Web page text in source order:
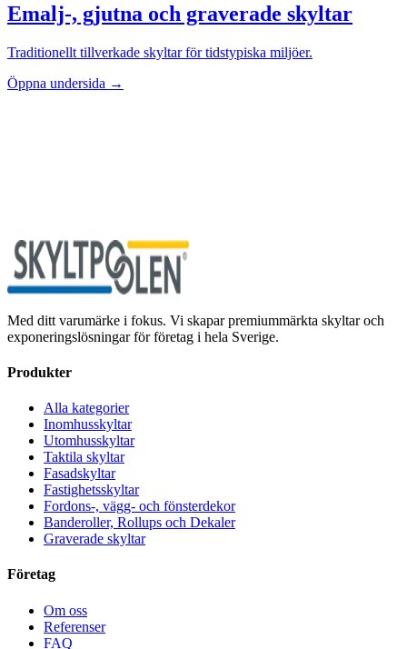
Emalj-, gjutna och graverade skyltar
Traditionellt tillverkade skyltar för tidstypiska miljöer.
Öppna undersida →
Med ditt varumärke i fokus. Vi skapar premiummärkta skyltar och
exponeringslösningar för företag i hela Sverige.
Produkter
Alla kategorier
Inomhusskyltar
Utomhusskyltar
Taktila skyltar
Fasadskyltar
Fastighetsskyltar
Fordons-, vägg- och fönsterdekor
Banderoller, Rollups och Dekaler
Graverade skyltar
Företag
Om oss
Referenser
FAQ